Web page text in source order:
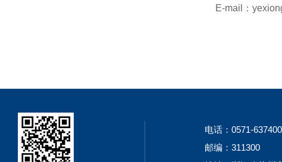
E-mail：
电话：0571-
邮编：311300